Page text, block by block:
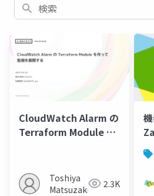
検索
CloudWatch Alarm の
Terraform Module を
Toshiya
Matsuzaki
2.3K